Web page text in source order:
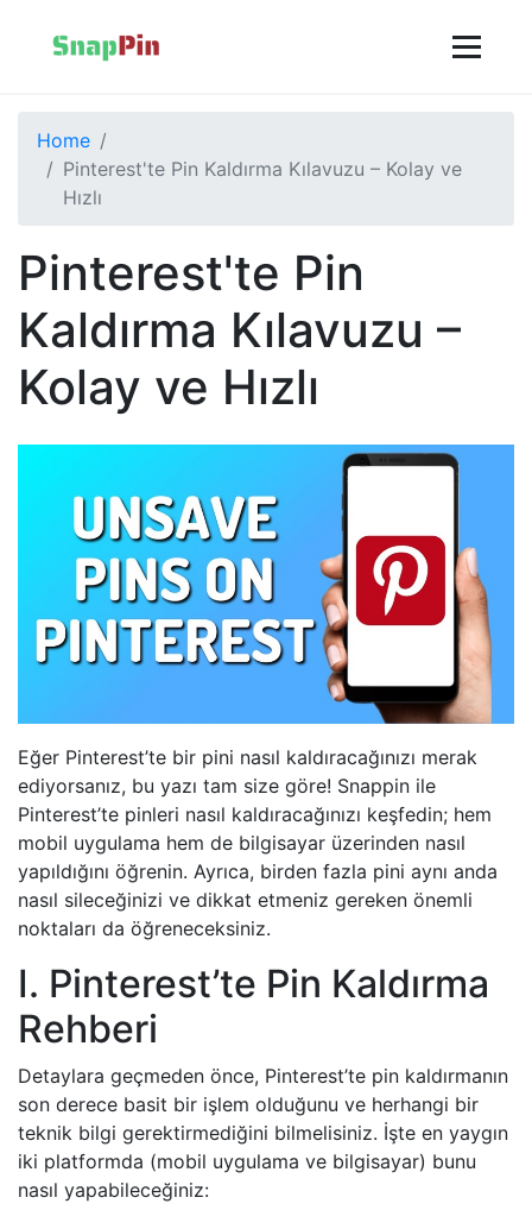
Home
Pinterest'te Pin Kaldırma Kılavuzu – Kolay ve
Hızlı
Pinterest'te Pin
Kaldırma Kılavuzu –
Kolay ve Hızlı
Eğer Pinterest’te bir pini nasıl kaldıracağınızı merak
ediyorsanız, bu yazı tam size göre! Snappin ile
Pinterest’te pinleri nasıl kaldıracağınızı keşfedin; hem
mobil uygulama hem de bilgisayar üzerinden nasıl
yapıldığını öğrenin. Ayrıca, birden fazla pini aynı anda
nasıl sileceğinizi ve dikkat etmeniz gereken önemli
noktaları da öğreneceksiniz.
I. Pinterest’te Pin Kaldırma
Rehberi
Detaylara geçmeden önce, Pinterest’te pin kaldırmanın
son derece basit bir işlem olduğunu ve herhangi bir
teknik bilgi gerektirmediğini bilmelisiniz. İşte en yaygın
iki platformda (mobil uygulama ve bilgisayar) bunu
nasıl yapabileceğiniz: